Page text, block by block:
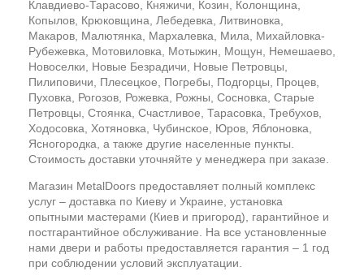
Клавдиево-Тарасово, Княжичи, Козин, Колонщина,
Копылов, Крюковщина, Лебедевка, Литвиновка,
Макаров, Малютянка, Мархалевка, Мила, Михайловка-
Рубежевка, Мотовиловка, Мотыжин, Мощун, Немешаево,
Новоселки, Новые Безрадичи, Новые Петровцы,
Пилиповичи, Плесецкое, Погребы, Подгорцы, Процев,
Пуховка, Рогозов, Рожевка, Рожны, Сосновка, Старые
Петровцы, Стоянка, Счастливое, Тарасовка, Требухов,
Ходосовка, Хотяновка, Чубинское, Юров, Яблоновка,
Ясногородка, а также другие населенные пункты.
Стоимость доставки уточняйте у менеджера при заказе.
Магазин MetalDoors предоставляет полный комплекс
услуг – доставка по Киеву и Украине, установка
опытными мастерами (Киев и пригород), гарантийное и
постгарантийное обслуживание. На все установленные
нами двери и работы предоставляется гарантия – 1 год
при соблюдении условий эксплуатации.